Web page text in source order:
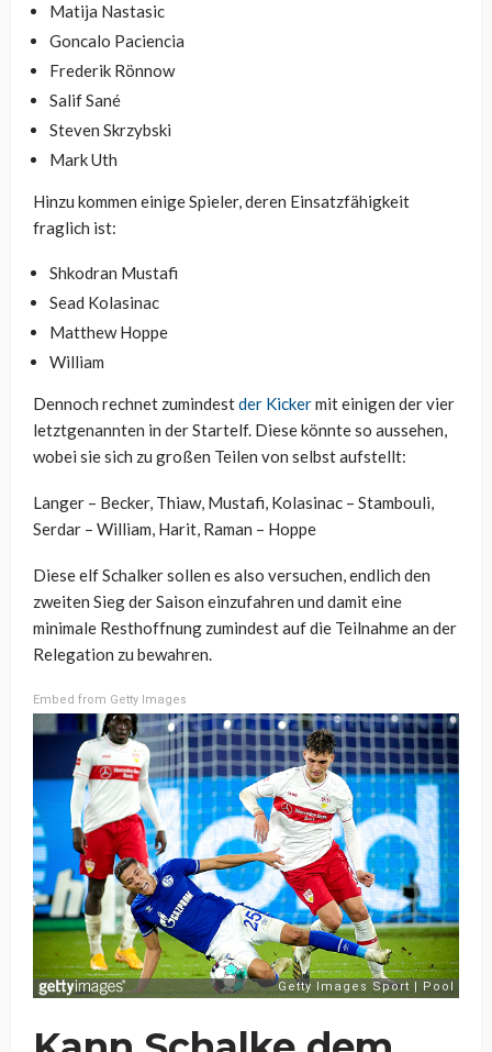
Matija Nastasic
Goncalo Paciencia
Frederik Rönnow
Salif Sané
Steven Skrzybski
Mark Uth
Hinzu kommen einige Spieler, deren Einsatzfähigkeit
fraglich ist:
Shkodran Mustafi
Sead Kolasinac
Matthew Hoppe
William
Dennoch rechnet zumindestder Kickermit einigen der vier
letztgenannten in der Startelf. Diese könnte so aussehen,
wobei sie sich zu großen Teilen von selbst aufstellt:
Langer – Becker, Thiaw, Mustafi, Kolasinac – Stambouli,
Serdar – William, Harit, Raman – Hoppe
Diese elf Schalker sollen es also versuchen, endlich den
zweiten Sieg der Saison einzufahren und damit eine
minimale Resthoffnung zumindest auf die Teilnahme an der
Relegation zu bewahren.
Embed from Getty Images